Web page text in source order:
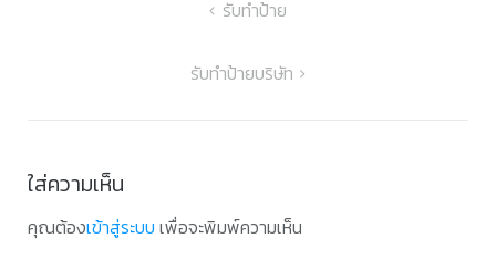
รับทำป้าย
รับทําป้ายบริษัท
ใส่ความเห็น
คุณต้องเข้าสู่ระบบ เพื่อจะพิมพ์ความเห็น